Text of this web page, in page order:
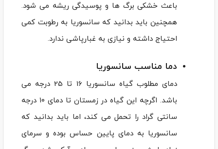
باعث خشکی برگ ها و پوسیدگی ریشه می ‌شود.
همچنین باید بدانید که سانسوریا به رطوبت کمی
احتیاج داشته و نیازی به غبارپاشی ندارد.
دما مناسب سانسوریا
دمای مطلوب گیاه سانسوریا 16 تا 25 درجه می
باشد. اگرچه این گیاه در زمستان تا دمای ۱۰ درجه
سانتی گراد را تحمل می‌ کند، اما باید بدانید که
سانسوریا به دمای پایین حساس بوده و سرمای